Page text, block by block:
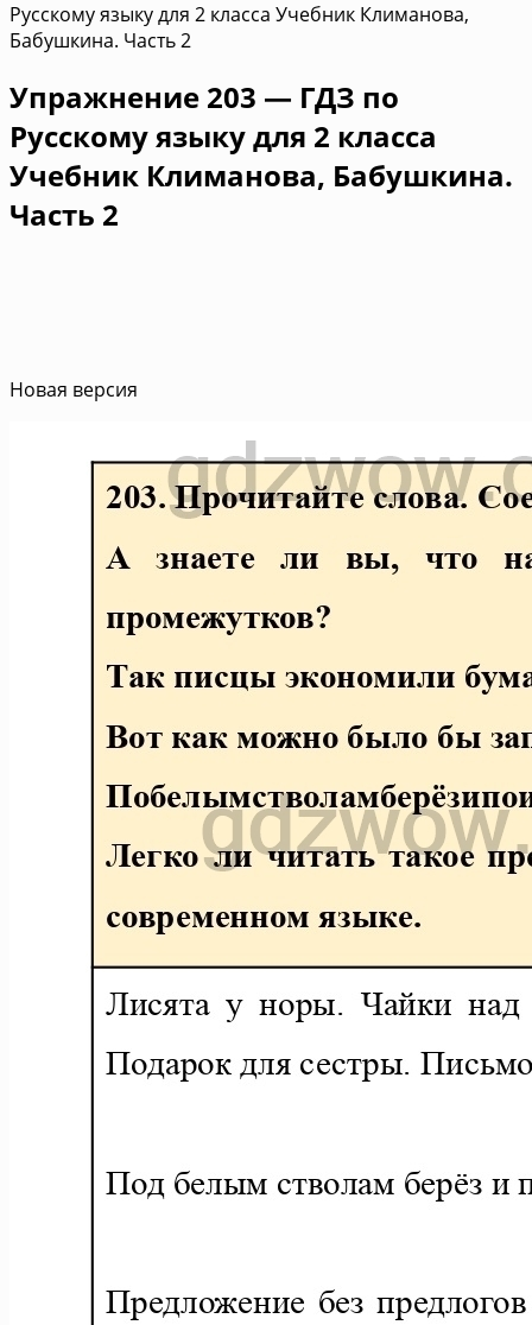
Русскому языку для 2 класса Учебник Климанова,
Бабушкина. Часть 2
Упражнение 203 — ГДЗ по
Русскому языку для 2 класса
Учебник Климанова, Бабушкина.
Часть 2
Новая версия